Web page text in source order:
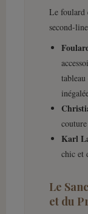
Le foulard
second-
Karl
chic et
Le
et du